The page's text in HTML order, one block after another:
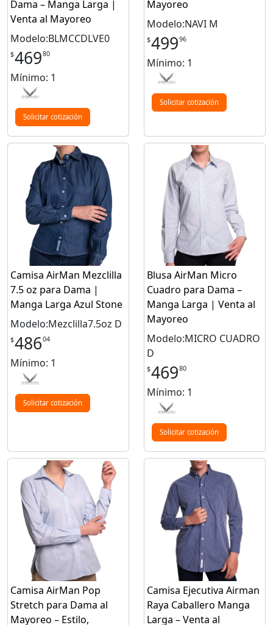
Dama – Manga Larga |
Venta al Mayoreo
Modelo:BLMCCDLVE0
$46980
Mínimo: 1
Solicitar cotización
Mayoreo
Modelo:NAVI M
$49996
Mínimo: 1
Solicitar cotización
Camisa AirMan Mezclilla
7.5 oz para Dama |
Manga Larga Azul Stone
Modelo:Mezclilla7.5oz D
$48604
Mínimo: 1
Solicitar cotización
Blusa AirMan Micro
Cuadro para Dama –
Manga Larga | Venta al
Mayoreo
Modelo:MICRO CUADRO
D
$46980
Mínimo: 1
Solicitar cotización
Camisa AirMan Pop
Stretch para Dama al
Mayoreo – Estilo,
Camisa Ejecutiva Airman
Raya Caballero Manga
Larga – Venta al